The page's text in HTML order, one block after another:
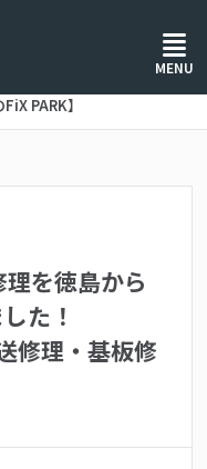
MENU
でご依頼いただきました！
PARK】
を徳島から
た！
修理・基板修